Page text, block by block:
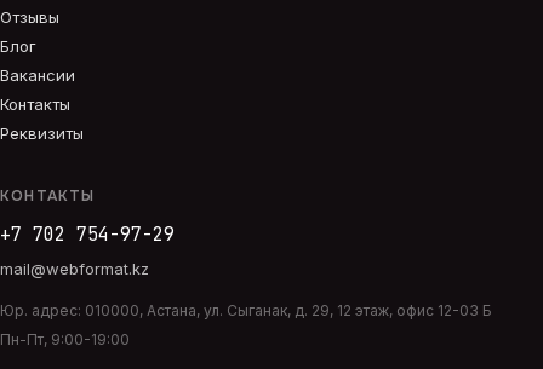
Отзывы
Блог
Вакансии
Контакты
Реквизиты
КОНТАКТЫ
+7 702 754-97-29
mail@webformat.kz
Юр. адрес: 010000, Астана, ул. Сыганак, д. 29, 12 этаж, офис 12-03 Б
Пн-Пт, 9:00-19:00